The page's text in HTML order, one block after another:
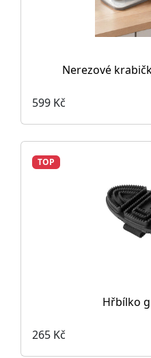
Nerezové
599 Kč
TOP
Hřbílko
265 Kč